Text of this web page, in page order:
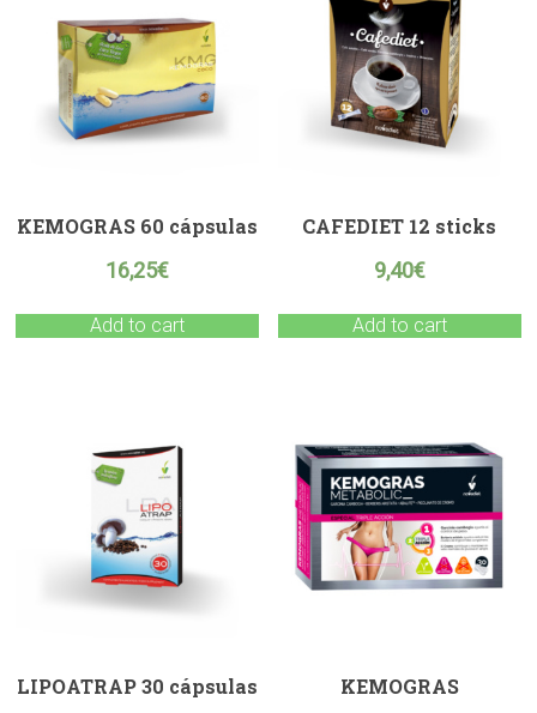
KEMOGRAS 60 cápsulas
16,25€
Add to cart
CAFEDIET 12 sticks
9,40€
Add to cart
LIPOATRAP 30 cápsulas
KEMOGRAS